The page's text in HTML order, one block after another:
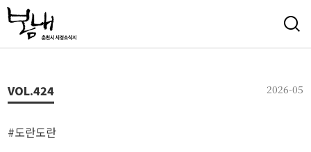
VOL.424 2026-05
#도란도란